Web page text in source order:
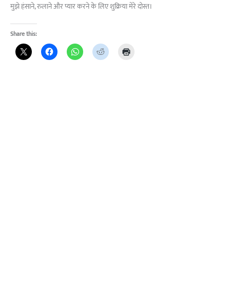
मुझे हंसाने, रुलाने और प्यार करने के लिए शुक्रिया मेरे दोस्त।
Share this: